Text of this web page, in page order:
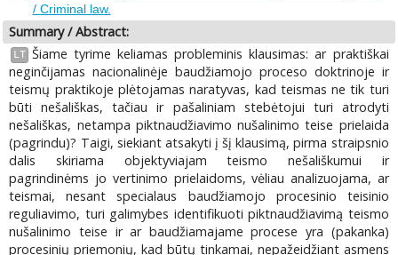
/ Criminal law.
Summary / Abstract:
LT Šiame tyrime keliamas probleminis klausimas: ar praktiškai
neginčijamas nacionalinėje baudžiamojo proceso doktrinoje ir
teismų praktikoje plėtojamas naratyvas, kad teismas ne tik turi
būti nešališkas, tačiau ir pašaliniam stebėtojui turi atrodyti
nešališkas, netampa piktnaudžiavimo nušalinimo teise prielaida
(pagrindu)? Taigi, siekiant atsakyti į šį klausimą, pirma straipsnio
dalis skiriama objektyviajam teismo nešališkumui ir
pagrindinėms jo vertinimo prielaidoms, vėliau analizuojama, ar
teismai, nesant specialaus baudžiamojo procesinio teisinio
reguliavimo, turi galimybes identifikuoti piktnaudžiavimą teismo
nušalinimo teise ir ar baudžiamajame procese yra (pakanka)
procesinių priemonių, kad būtų tinkamai, nepažeidžiant asmens